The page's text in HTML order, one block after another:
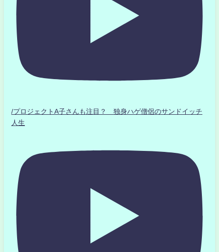
/プロジェクトA子さんも注目？ 独身ハゲ僧侶のサンドイッチ
人生